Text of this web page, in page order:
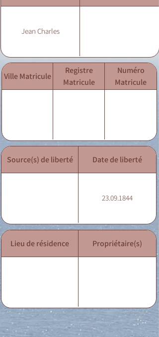
Jean Charles
Ville Matricule
Registre
Matricule
Numéro
Matricule
Source(s) de liberté Date de liberté
23.09.1844
Lieu de résidence Propriétaire(s)